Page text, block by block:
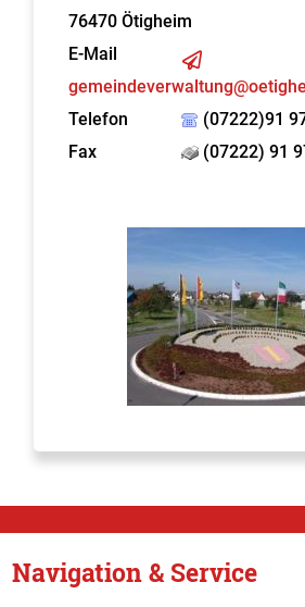
76470 Ötigheim
E-Mail
Telefon
(07222)91
Fax
(07222) 91
Navigation & Service